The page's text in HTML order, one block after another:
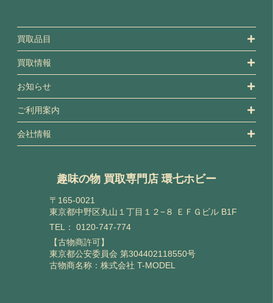
買取品目
買取情報
お知らせ
ご利用案内
会社情報
趣味の物 買取専門店 環七ホビー
〒165-0021
東京都中野区丸山１丁目１２−８ ＥＦＧビル B1F
TEL： 0120-747-774
【古物商許可】
東京都公安委員会 第304402118550号
古物商名称：株式会社 T-MODEL